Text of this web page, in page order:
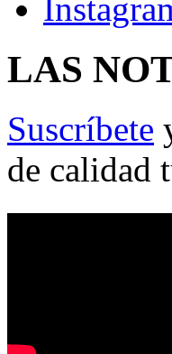
LAS
Suscríbete
de calidad